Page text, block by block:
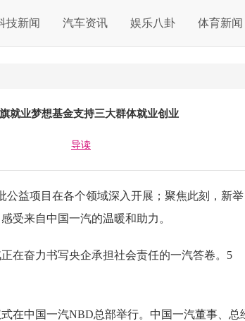
技新闻 汽车资讯 娱乐八卦 体育新闻
就业梦想基金支持三大群体就业创业
导读
益项目在各个领域深入开展；聚焦此刻，新举
受来自中国一汽的温暖和助力。
奋力书写央企承担社会责任的一汽答卷。5
中国一汽NBD总部举行。中国一汽董事、总